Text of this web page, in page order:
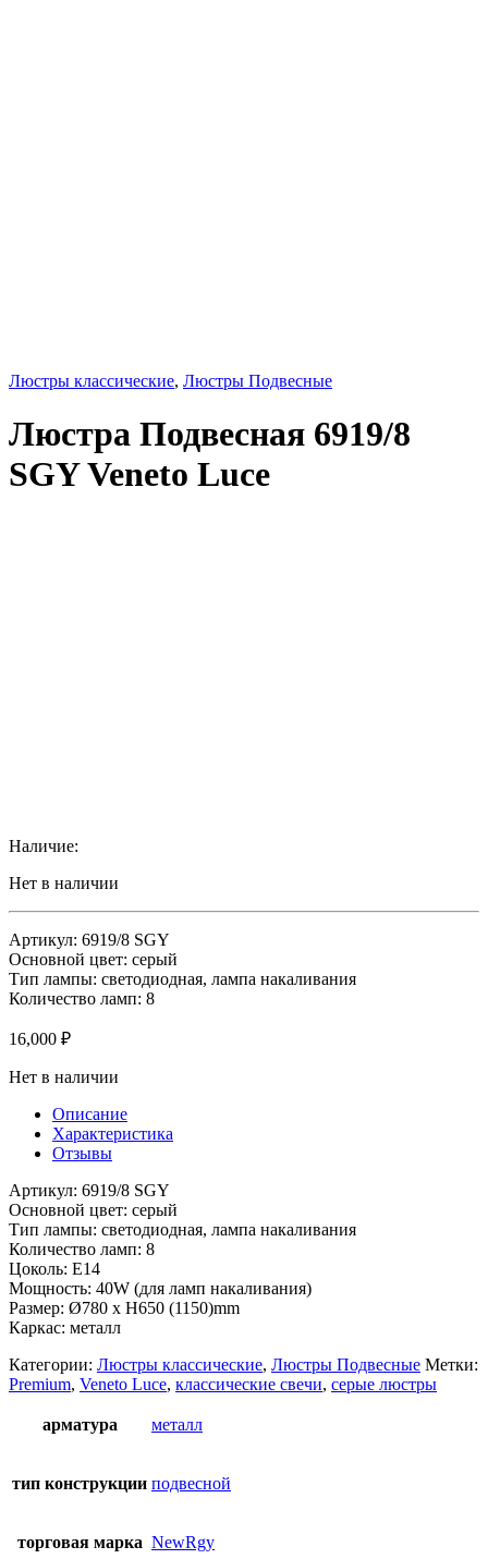
Люстры классические, Люстры Подвесные
Люстра Подвесная 6919/8
SGY Veneto Luce
Наличие:
Нет в наличии
Артикул: 6919/8 SGY
Основной цвет: серый
Тип лампы: светодиодная, лампа накаливания
Количество ламп: 8
16,000 ₽
Нет в наличии
Описание
Характеристика
Отзывы
Артикул: 6919/8 SGY
Основной цвет: серый
Тип лампы: светодиодная, лампа накаливания
Количество ламп: 8
Цоколь: Е14
Мощность: 40W (для ламп накаливания)
Размер: Ø780 x H650 (1150)mm
Каркас: металл
Категории: Люстры классические, Люстры Подвесные Метки:
Premium, Veneto Luce, классические свечи, серые люстры
арматура металл
тип конструкции подвесной
торговая марка NewRgy